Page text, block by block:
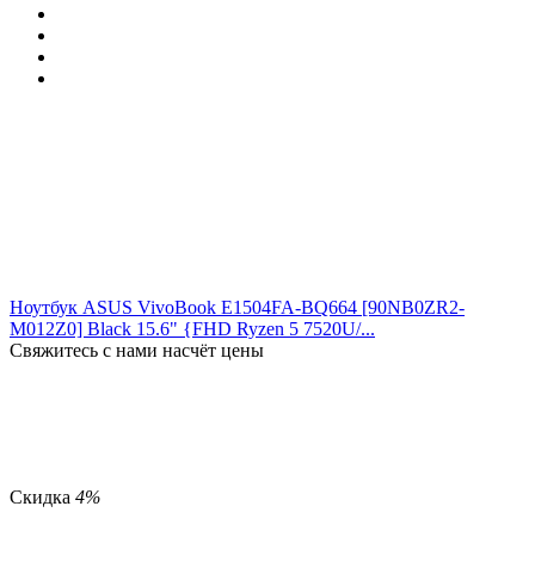
Ноутбук ASUS VivoBook E1504FA-BQ664 [90NB0ZR2-
M012Z0] Black 15.6" {FHD Ryzen 5 7520U/...
Свяжитесь с нами насчёт цены
Скидка 4%